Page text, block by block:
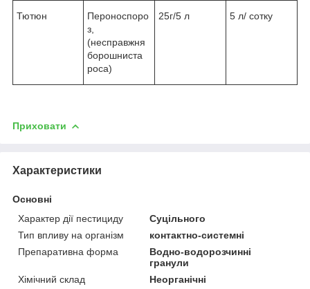
Тютюн
Пероноспоро
з,
(несправжня
борошниста
роса)
25г/5 л 5 л/ сотку
Приховати
Характеристики
Основні
Характер дії пестициду
Суцільного
Тип впливу на організм
контактно-системні
Препаративна форма
Водно-водорозчинні
гранули
Хімічний склад
Неорганічні